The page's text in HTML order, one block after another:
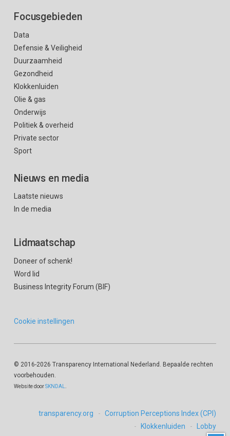
Focusgebieden
Data
Defensie & Veiligheid
Duurzaamheid
Gezondheid
Klokkenluiden
Olie & gas
Onderwijs
Politiek & overheid
Private sector
Sport
Nieuws en media
Laatste nieuws
In de media
Lidmaatschap
Doneer of schenk!
Word lid
Business Integrity Forum (BIF)
Cookie instellingen
© 2016-2026 Transparency International Nederland. Bepaalde rechten
voorbehouden.
Website doorSKNDAL
transparency.org
Corruption Perceptions Index (CPI)
Klokkenluiden
Lobby